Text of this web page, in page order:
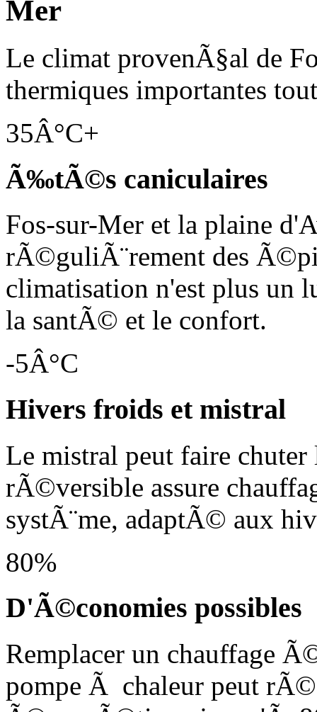
Mer
Le climat provenÃ§al de
thermiques importantes
35Â°C+
Ã‰tÃ©s caniculaires
Fos-sur-Mer et la plaine
rÃ©guliÃ¨rement des
climatisation n'est plus un
la santÃ© et le confort.
-5Â°C
Hivers froids et mistral
Le mistral peut faire
rÃ©versible assure
systÃ¨me, adaptÃ© aux
80%
D'Ã©conomies possibles
Remplacer un chauffage
pompe Ã chaleur peut